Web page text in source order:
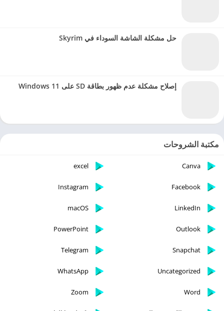
حل مشكلة الشاشة السوداء في Skyrim
إصلاح مشكلة عدم ظهور بطاقة SD على Windows 11
مكتبة الشروحات
Canva
excel
Facebook
Instagram
LinkedIn
macOS
Outlook
PowerPoint
Snapchat
Telegram
Uncategorized
WhatsApp
Word
Zoom